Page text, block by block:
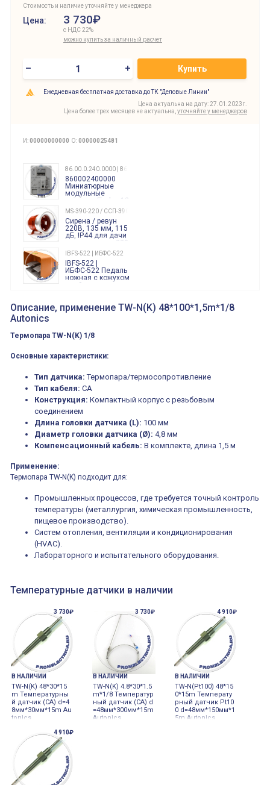
Стоимость и наличие уточняйте у менеджера
Цена: 3 730₽
с НДС 22%
можно купить за наличный расчет
– + Купить
Ежедневная бесплатная доставка до ТК "Деловые Линии"
Цена актуальна на дату: 27.01.2023г.
Цена более трех месяцев не актуальна, уточняйте у менеджеров
И:00000000000 О:00000025481
86.00.0.240.0000 | 860002400000
860002400000
Миниатюрные
модульные
таймеры Finder, 12-
240 Вольт AC/DC
Finder
86.00.0.240.0000
MS-390-220 / ССП-390 220В
Сирена / ревун
220В, 135 мм, 115
дБ, IP44 для дачи
производства 220
Вольт звук ситены
"пожарная
тревога"
IBFS-522 | ИБФС-522
IBFS-522 |
ИБФС-522 Педаль
ножная с кожухом
двойная,
15Ампер 250В
XVR13M05L
Маячок
230VAC 130мм
ВКН8108
Концевой
выключатель /
путевой,
алюминиевый
регулируемый
ролик
800202300000С | 80 02 0 230 0000 С
800202300000С
многофункциональные
реле времени
0.1cек.-10 дней, 10
Описание, применение TW-N(K) 48*100*1,5m*1/8
Autonics
Термопара TW-N(K) 1/8
Основные характеристики:
Тип датчика: Термопара/термосопротивление
Тип кабеля: CA
Конструкция: Компактный корпус с резьбовым
соединением
Длина головки датчика (L): 100 мм
Диаметр головки датчика (Ø): 4,8 мм
Компенсационный кабель: В комплекте, длина 1,5 м
Применение:
Термопара TW-N(K) подходит для:
Промышленных процессов, где требуется точный контроль
температуры (металлургия, химическая промышленность,
пищевое производство).
Систем отопления, вентиляции и кондиционирования
(HVAC).
Лабораторного и испытательного оборудования.
Температурные датчики в наличии
3 730₽
В НАЛИЧИИ
TW-N(K) 48*30*15
m Температурны
й датчик (СА) d=4
8мм*30мм*15m Au
tonics
3 730₽
В НАЛИЧИИ
TW-N(K) 4.8*30*1.5
m*1/8 Температур
ный датчик (СА) d
=48мм*300мм*15m
Autonics
4 910₽
В НАЛИЧИИ
TW-N(Pt100) 48*15
0*15m Температу
рный датчик Pt10
0 d=48мм*150мм*1
5m Autonics
4 910₽